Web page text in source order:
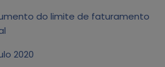
do limite de faturamento
2020